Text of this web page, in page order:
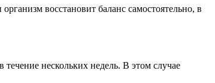
восстановит баланс самостоятельно, в
нескольких недель. В этом случае